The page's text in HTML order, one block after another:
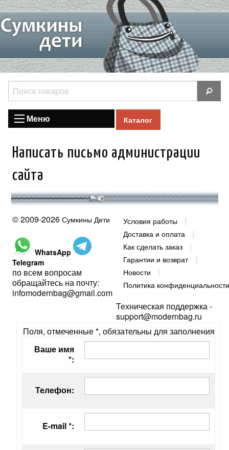
Меню Каталог
Написать письмо администрации
сайта
© 2009-2026 Сумкины Дети
WhatsApp
Telegram
по всем вопросам
обращайтесь на почту:
infomodernbag@gmail.com
Условия работы
Доставка и оплата
Как сделать заказ
Гарантии и возврат
Новости
Политика конфиденциальности
Техническая поддержка -
support@modernbag.ru
Поля, отмеченные *, обязательны для заполнения
Ваше имя
*:
Телефон:
E-mail *: